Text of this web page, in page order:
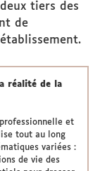
tiers des
de
réalité de la
et
tout au long
variées :
de vie des